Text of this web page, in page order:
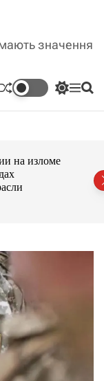
значення
П
к
о
р
е
ж
и
м
М П
на изломе